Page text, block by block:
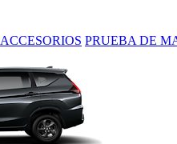
ACCESORIOS PRUEBA DE